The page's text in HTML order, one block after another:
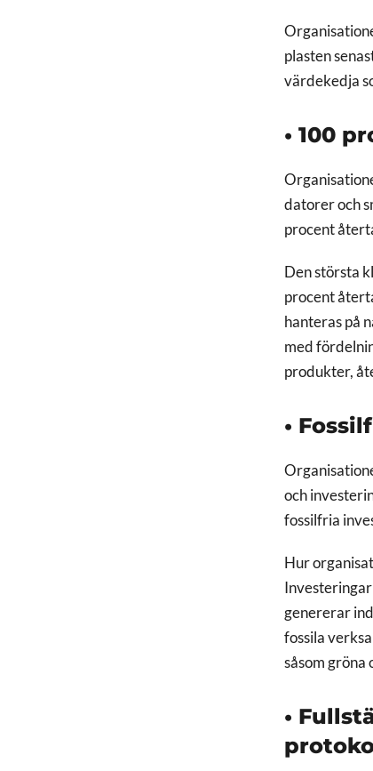
plasten
värdekedja
• 100
datorer och
procent
Den största
procent
hanteras på
med
produkter,
•
och
fossilfria
Hur
genererar
fossila
såsom gröna
•